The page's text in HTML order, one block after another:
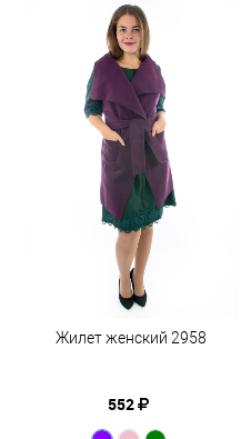
Жилет женский 2958
552